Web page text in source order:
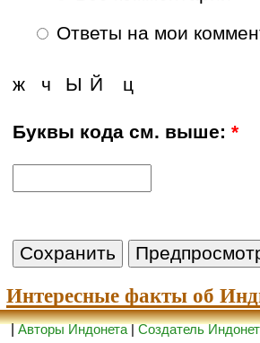
Ответы на мои
ч ц
Ы Й
ж
Буквы кода см. выше:*
Интересные факты об
|Авторы Индонета|Создатель